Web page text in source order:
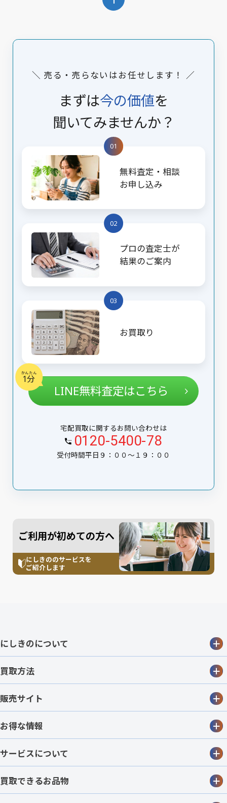
＼ 売る・売らないはお任せします！ ／
まずは今の価値を
聞いてみませんか？
01
無料査定・相談
お申し込み
02
プロの査定士が
結果のご案内
03
お買取り
かんたん
1分
LINE無料査定はこちら
宅配買取に関するお問い合わせは
0120-5400-78
受付時間平日９：００〜１９：００
ご利用が初めての方へ
にしきののサービスを
ご紹介します
にしきのについて
買取方法
販売サイト
お得な情報
サービスについて
買取できるお品物